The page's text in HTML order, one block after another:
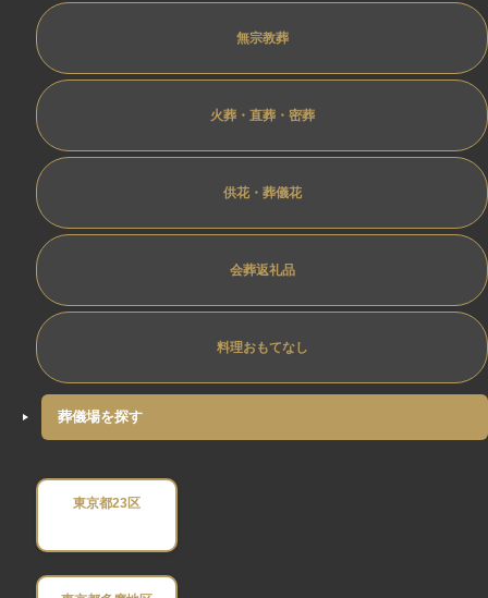
無宗教葬
火葬・直葬・密葬
供花・葬儀花
会葬返礼品
料理おもてなし
葬儀場を探す
東京都23区